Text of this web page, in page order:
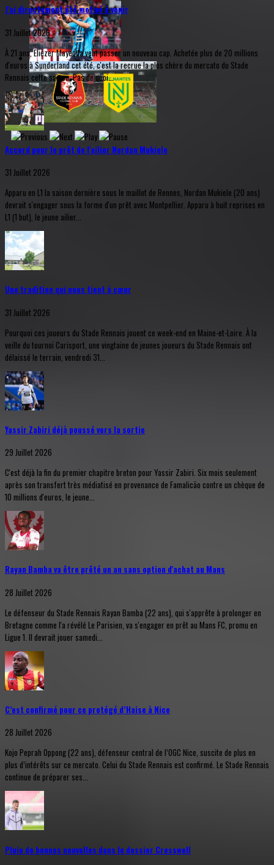
J'ai directement été motivé à venir
31 Juillet 2026
À 21 ans, Eliezer Mayenda veut passer un nouveau cap. Achetée plus de 20 millions
d'euros à Sunderland cet été, c'est la recrue la plus chère du mercato du Stade
Rennais cette saison. Pas de quoi...
Accord pour le prêt de l'ailier Nordan Mukiele
31 Juillet 2026
Apparu en L1 la saison dernière sous le maillot de Rennes, Nordan Mukiele (20 ans)
devrait s'engager sous la forme d'un prêt avec Montpellier. Apparu à huit reprises en
L1 (1 but), le jeune ailier...
Une tradition qui nous tient à cœur
31 Juillet 2026
Pourquoi ces joueurs du Stade Rennais jouent ce week-end en Maine-et-Loire. À la
veille du tournoi Carisport, une vingtaine de jeunes joueurs du Stade Rennais ont
délaissé le terrain, vendredi 31...
Yassir Zabiri déjà poussé vers la sortie
29 Juillet 2026
C'est déjà la fin du premier chapitre breton pour Yassir Zabiri. Six mois seulement
après son transfert très médiatisé en provenance de Famalicão contre un chèque de
10 millions d'euros, le jeune...
Rayan Bamba va être prêté un an sans option d'achat au Mans
28 Juillet 2026
Le défenseur du Stade Rennais Rayan Bamba (22 ans), qui s'apprête à prolonger en
Bretagne comme l'a révélé Le Parisien, va s'engager en prêt au Mans FC, promu en
Ligue 1. Il devrait jouer samedi...
C’est confirmé pour ce protégé d’Haise à Nice
28 Juillet 2026
Kojo Peprah Oppong (22 ans), défenseur central de l’OGC Nice, suscite de plus en
plus d’intérêts sur ce mercato. Celui du Stade Rennais est confirmé. Le Stade Rennais
continue de préparer ses...
Pluie de bonnes nouvelles dans le dossier Cresswell